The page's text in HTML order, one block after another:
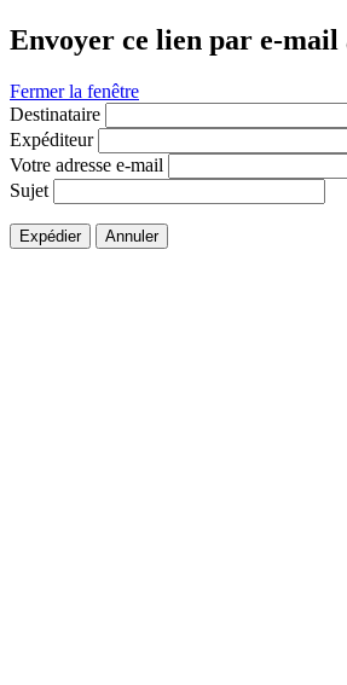
Envoyer ce lien par e-mail
Fermer la fenêtre
Destinataire
Expéditeur
Votre adresse e-mail
Sujet
Expédier Annuler